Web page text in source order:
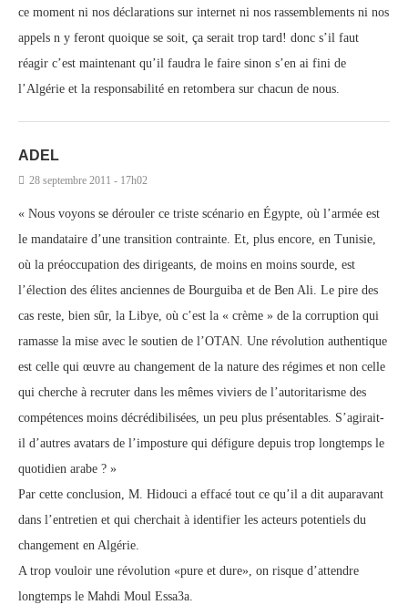
ce moment ni nos déclarations sur internet ni nos rassemblements ni nos
appels n y feront quoique se soit, ça serait trop tard! donc s’il faut
réagir c’est maintenant qu’il faudra le faire sinon s’en ai fini de
l’Algérie et la responsabilité en retombera sur chacun de nous.
ADEL
28 septembre 2011 - 17h02
« Nous voyons se dérouler ce triste scénario en Égypte, où l’armée est
le mandataire d’une transition contrainte. Et, plus encore, en Tunisie,
où la préoccupation des dirigeants, de moins en moins sourde, est
l’élection des élites anciennes de Bourguiba et de Ben Ali. Le pire des
cas reste, bien sûr, la Libye, où c’est la « crème » de la corruption qui
ramasse la mise avec le soutien de l’OTAN. Une révolution authentique
est celle qui œuvre au changement de la nature des régimes et non celle
qui cherche à recruter dans les mêmes viviers de l’autoritarisme des
compétences moins décrédibilisées, un peu plus présentables. S’agirait-
il d’autres avatars de l’imposture qui défigure depuis trop longtemps le
quotidien arabe ? »
Par cette conclusion, M. Hidouci a effacé tout ce qu’il a dit auparavant
dans l’entretien et qui cherchait à identifier les acteurs potentiels du
changement en Algérie.
A trop vouloir une révolution «pure et dure», on risque d’attendre
longtemps le Mahdi Moul Essa3a.